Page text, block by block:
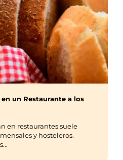
un Restaurante a los
en restaurantes suele
y hosteleros.